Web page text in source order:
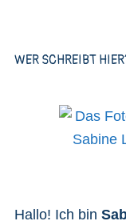
WER SCHREIBT
Hallo! Ich bin